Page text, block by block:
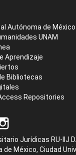
Autónoma de México
UNAM
Aprendizaje
Bibliotecas
Repositories
Jurídicas RU-IIJ
de México, Ciudad